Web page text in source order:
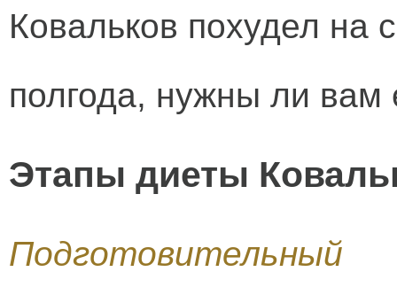
Ковальков похудел на
полгода, нужны ли
Этапы диеты
Подготовительный